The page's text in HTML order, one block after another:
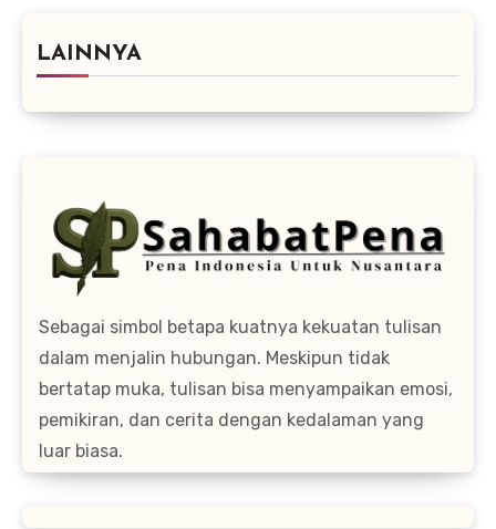
LAINNYA
Sebagai simbol betapa kuatnya kekuatan tulisan
dalam menjalin hubungan. Meskipun tidak
bertatap muka, tulisan bisa menyampaikan emosi,
pemikiran, dan cerita dengan kedalaman yang
luar biasa.